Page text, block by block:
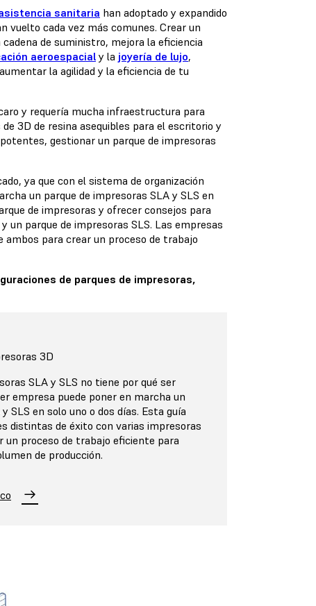
sanitaria han adoptado y expandido
vuelto cada vez más comunes. Crear un
de suministro, mejora la eficiencia
aeroespacial y la joyería de lujo,
la agilidad y la eficiencia de tu
y requería mucha infraestructura para
3D de resina asequibles para el escritorio y
gestionar un parque de impresoras
ya que con el sistema de organización
un parque de impresoras SLA y SLS en
de impresoras y ofrecer consejos para
parque de impresoras SLS. Las empresas
ambos para crear un proceso de trabajo
de parques de impresoras,
3D
SLA y SLS no tiene por qué ser
empresa puede poner en marcha un
SLS en solo uno o dos días. Esta guía
distintas de éxito con varias impresoras
un proceso de trabajo eficiente para
de producción.